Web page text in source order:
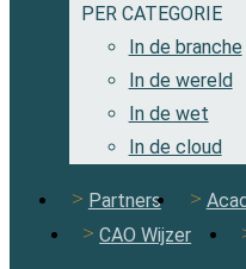
PER CATEGORIE
In de branche
In de wereld
In de wet
In de cloud
Partners
CAO Wijzer